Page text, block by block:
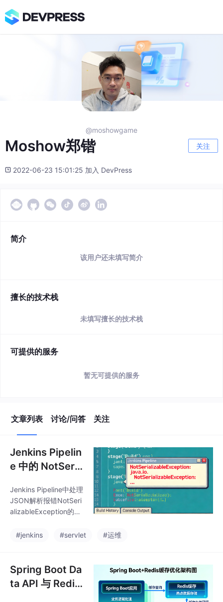
@moshowgame
Moshow郑锴 关注
2022-06-23 15:01:25 加入 DevPress
简介
该用户还未填写简介
擅长的技术栈
未填写擅长的技术栈
可提供的服务
暂无可提供的服务
文章列表 讨论/问答 关注
Jenkins Pipelin
e 中的 NotSeria
n: LazyMap 报
错 | 3个实用解
Jenkins Pipeline中处理
JSON解析报错NotSeri
alizableException的三
NonCPS注解封装解析
化的HashMap；3）改
用脚本式流水线。这些
方法可解决Groovy 2.3
#jenkins #servlet #运维
Spring Boot Da
ta API 与 Redis